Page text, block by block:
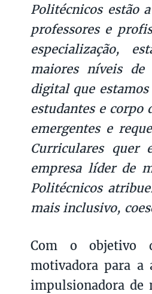
Politécnicos estão
professores e
especialização,
maiores níveis
digital que
estudantes e corpo
emergentes e
Curriculares quer
empresa líder de
Politécnicos
mais inclusivo,
Com o objetivo
motivadora para a
impulsionadora de